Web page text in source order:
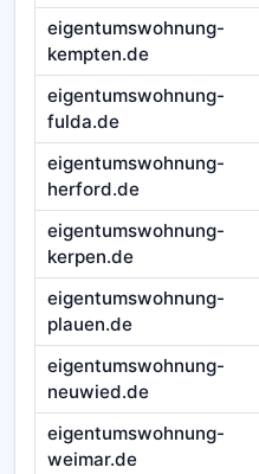
eigentumswohnung-
kempten.de
eigentumswohnung-
fulda.de
eigentumswohnung-
herford.de
eigentumswohnung-
kerpen.de
eigentumswohnung-
plauen.de
eigentumswohnung-
neuwied.de
eigentumswohnung-
weimar.de